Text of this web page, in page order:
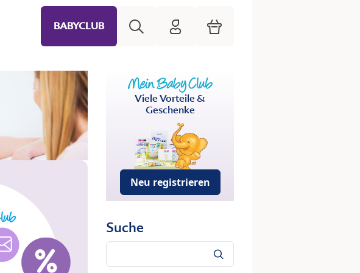
BABYCLUB HiPP Mein Babyclub
Warenkorb
Viele Vorteile &
Geschenke
Neu registrieren
Suche